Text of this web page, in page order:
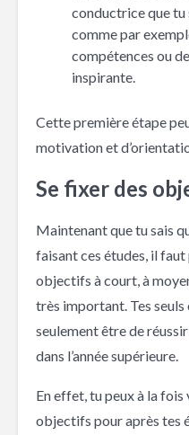
conductrice que tu
comme par
compétences ou
inspirante.
Cette première étape
motivation et
Se fixer des
Maintenant que tu sais
faisant ces études, il faut
objectifs à court, à
très important. Tes
seulement être de
dans l’année supérieure.
En effet, tu peux à la
objectifs pour après tes